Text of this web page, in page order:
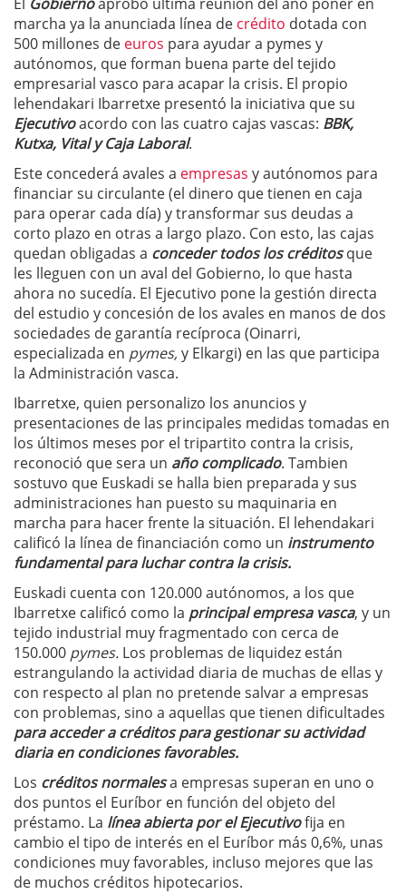
marcha ya la anunciada línea de crédito dotada con
500 millones de euros para ayudar a pymes y
autónomos, que forman buena parte del tejido
empresarial vasco para acapar la crisis. El propio
lehendakari Ibarretxe presentó la iniciativa que su
Ejecutivoacordo con las cuatro cajas vascas: BBK,
Kutxa, Vital y Caja Laboral.
Este concederá avales a empresas y autónomos para
financiar su circulante (el dinero que tienen en caja
para operar cada día) y transformar sus deudas a
corto plazo en otras a largo plazo. Con esto, las cajas
quedan obligadas a conceder todos los créditosque
les lleguen con un aval del Gobierno, lo que hasta
ahora no sucedía. El Ejecutivo pone la gestión directa
del estudio y concesión de los avales en manos de dos
sociedades de garantía recíproca (Oinarri,
especializada en pymes,y Elkargi) en las que participa
la Administración vasca.
Ibarretxe, quien personalizo los anuncios y
presentaciones de las principales medidas tomadas en
los últimos meses por el tripartito contra la crisis,
reconoció que sera un año complicado. Tambien
sostuvo que Euskadi se halla bien preparada y sus
administraciones han puesto su maquinaria en
marcha para hacer frente la situación. El lehendakari
calificó la línea de financiación como un instrumento
fundamental para luchar contra la crisis.
Euskadi cuenta con 120.000 autónomos, a los que
Ibarretxe calificó como la principal empresa vasca, y un
tejido industrial muy fragmentado con cerca de
150.000 pymes. Los problemas de liquidez están
estrangulando la actividad diaria de muchas de ellas y
con respecto al plan no pretende salvar a empresas
con problemas, sino a aquellas que tienen dificultades
para acceder a créditos para gestionar su actividad
diaria en condiciones favorables.
Los créditos normalesa empresas superan en uno o
dos puntos el Euríbor en función del objeto del
préstamo. La línea abierta por el Ejecutivofija en
cambio el tipo de interés en el Euríbor más 0,6%, unas
condiciones muy favorables, incluso mejores que las
de muchos créditos hipotecarios.